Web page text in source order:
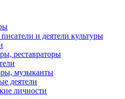
и деятели культуры
реставраторы
музыканты
деятели
личности